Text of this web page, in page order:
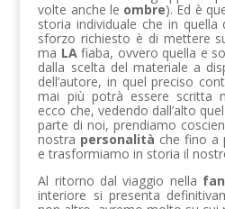
volte anche le ombre). Ed è
storia individuale che in
sforzo richiesto è di mettere
ma LAfiaba, ovvero quella e
dalla scelta del materiale a
dell’autore, in quel preciso
mai più potrà essere scritta
ecco che, vedendo dall’alto
parte di noi, prendiamo
nostra personalità che fino a
e trasformiamo in storia il
Al ritorno dal viaggio nella
interiore si presenta